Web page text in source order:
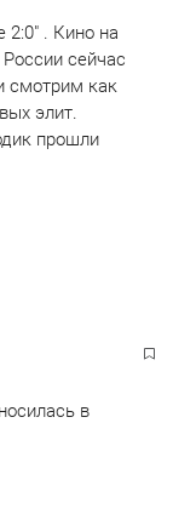
2:0" . Кино на
сейчас
смотрим как
элит.
прошли
в